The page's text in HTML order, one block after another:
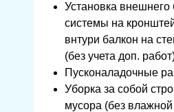
Установка внешнего
системы на
внтури балкон на
(без учета доп.
Пусконаладочные
Уборка за собой
мусора (без влажной